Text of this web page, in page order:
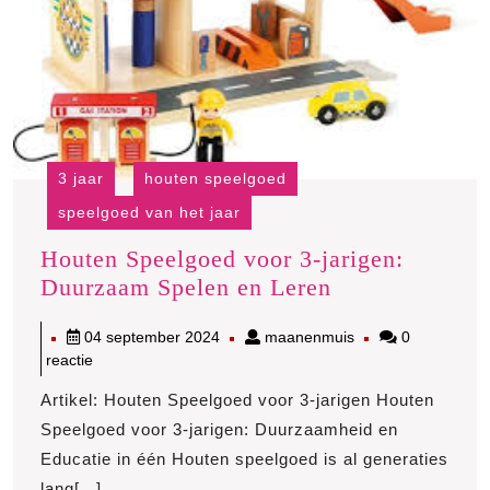
3 jaar
houten speelgoed
speelgoed van het jaar
Houten Speelgoed voor 3-jarigen:
Duurzaam Spelen en Leren
voor
jarigen:
Duurzaam
Spelen
04 september 202404
maanenmuismaanenmuis
0
reactie
Artikel: Houten Speelgoed voor 3-jarigen Houten
Speelgoed voor 3-jarigen: Duurzaamheid en
Educatie in één Houten speelgoed is al generaties